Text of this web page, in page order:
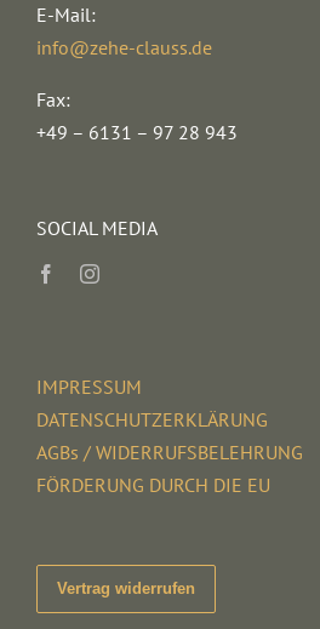
E-Mail:
info@zehe-clauss.de
Fax:
+49 – 6131 – 97 28 943
SOCIAL MEDIA
IMPRESSUM
DATENSCHUTZERKLÄRUNG
AGBs / WIDERRUFSBELEHRUNG
FÖRDERUNG DURCH DIE EU
Vertrag widerrufen